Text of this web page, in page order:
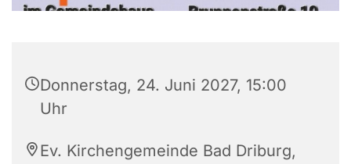
Donnerstag, 24. Juni 2027, 15:00
Uhr
Ev. Kirchengemeinde Bad Driburg,